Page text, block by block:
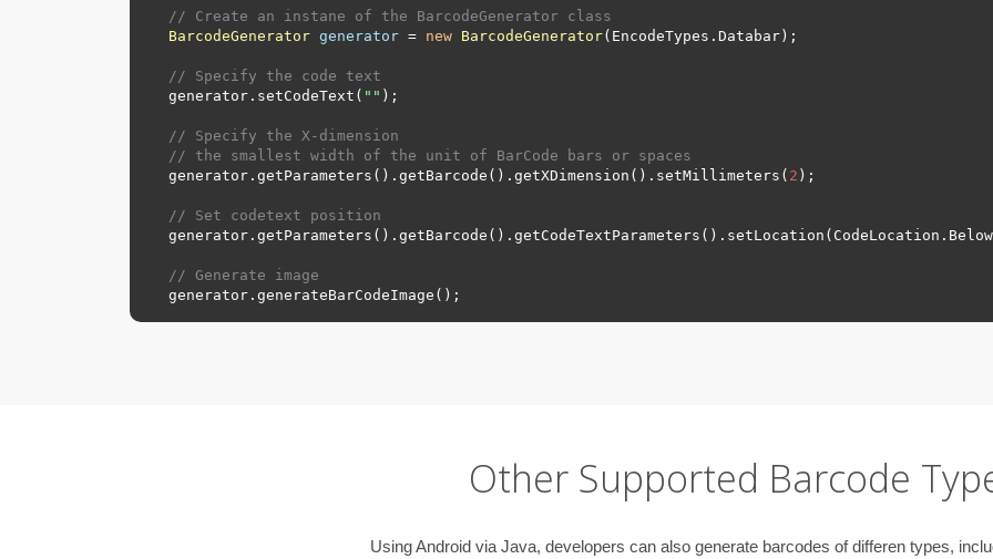
// Create an instane of the BarcodeGenerator class
BarcodeGenerator generator = new BarcodeGenerator(EncodeTypes. Databar );
// Specify the code text
generator.setCodeText( " " );
// Specify the X-dimension
// the smallest width of the unit of BarCode bars or spaces
generator.getParameters().getBarcode().getXDimension().setMillimeters( 2 );
// Set codetext position
generator.getParameters().getBarcode().getCodeTextParameters().setLocation(CodeLocation. Below
// Generate image
Other Supported Barcode
Using Android via Java, developers can also generate barcodes of differen types,